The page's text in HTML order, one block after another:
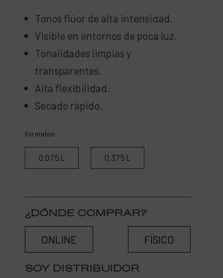
Tonos flúor de alta intensidad.
Visible en entornos de poca luz.
Tonalidades limpias y
transparentes.
Alta flexibilidad.
Secado rápido.
Formatos:
0,075 L 0,375 L
¿DÓNDE COMPRAR?
ONLINE FÍSICO
SOY DISTRIBUIDOR